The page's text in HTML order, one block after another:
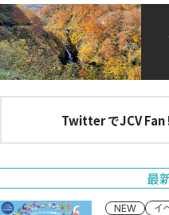
Twitter でJCV Fan
最
NEW イ